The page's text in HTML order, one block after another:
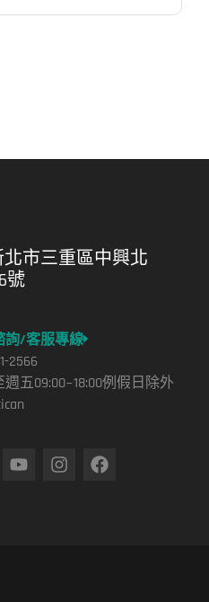
北市三重區中興北
號
詢/客服專線
2566
五09:00~18:00例假日除外